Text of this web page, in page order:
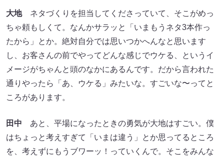
大地ネタづくりを担当してくださっていて、そこがめっ
ちゃ頼もしくて。なんかサラッと「いまもうネタ3本作っ
たから」とか。絶対自分では思いつかへんなと思います
し、お客さんの前でやってどんな感じでウケる、というイ
メージがちゃんと頭のなかにあるんです。だから言われた
通りやったら「あ、ウケる」みたいな。すごいな〜ってと
ころがあります。
田中 あと、平場になったときの勇気が大地はすごい。僕
はちょっと考えすぎて「いまは違う」とか思ってるところ
を、考えずにもうブワーッ！っていくんで。そこをみんな